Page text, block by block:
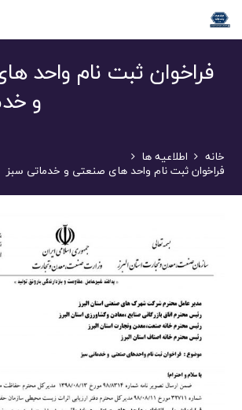
فراخوان ثبت نام واحد
و
خانه اطلاعیه ها
فراخوان ثبت نام واحد های صنعتی و خدماتی سبز